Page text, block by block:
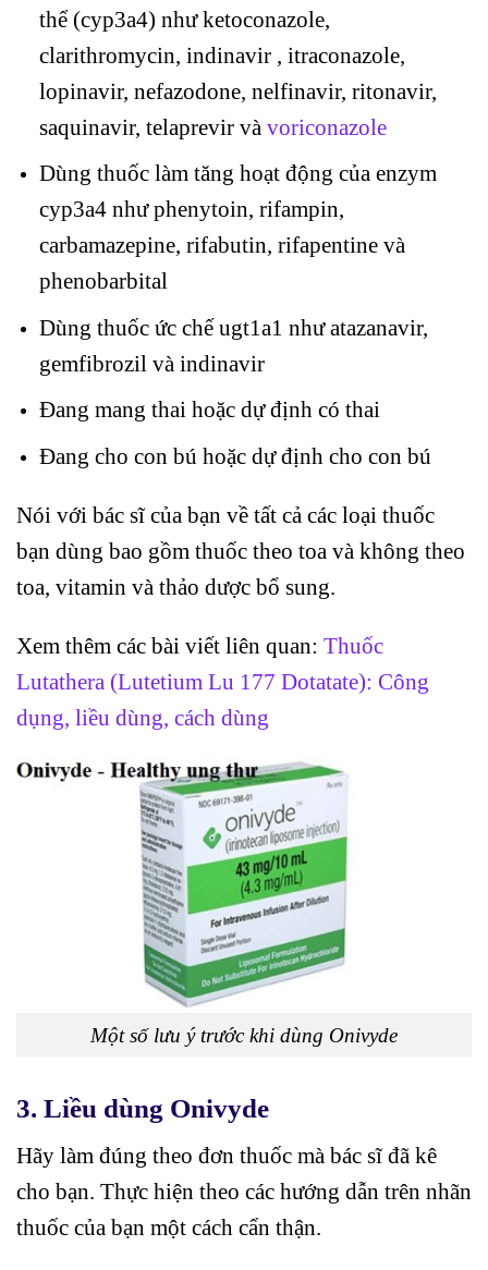
thể (cyp3a4) như ketoconazole,
clarithromycin, indinavir , itraconazole,
lopinavir, nefazodone, nelfinavir, ritonavir,
saquinavir, telaprevir và voriconazole
Dùng thuốc làm tăng hoạt động của enzym
cyp3a4 như phenytoin, rifampin,
carbamazepine, rifabutin, rifapentine và
phenobarbital
Dùng thuốc ức chế ugt1a1 như atazanavir,
gemfibrozil và indinavir
Đang mang thai hoặc dự định có thai
Đang cho con bú hoặc dự định cho con bú
Nói với bác sĩ của bạn về tất cả các loại thuốc
bạn dùng bao gồm thuốc theo toa và không theo
toa, vitamin và thảo dược bổ sung.
Xem thêm các bài viết liên quan: Thuốc
Lutathera (Lutetium Lu 177 Dotatate): Công
dụng, liều dùng, cách dùng
Một số lưu ý trước khi dùng Onivyde
3. Liều dùng Onivyde
Hãy làm đúng theo đơn thuốc mà bác sĩ đã kê
cho bạn. Thực hiện theo các hướng dẫn trên nhãn
thuốc của bạn một cách cẩn thận.